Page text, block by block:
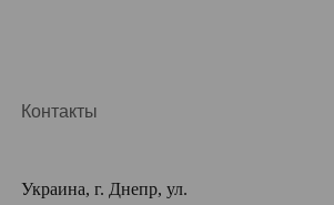
Контакты
Украина, г. Днепр, ул.